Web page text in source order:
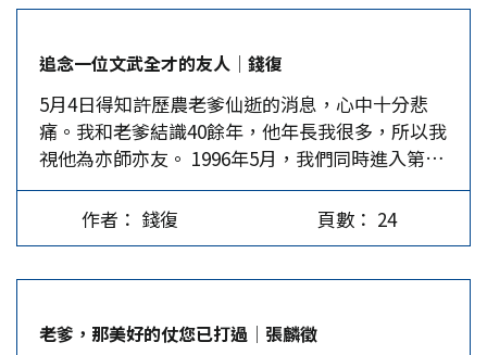
對柯的「不沾鍋」性格頗有微詞。加上綠營側翼網
路一直盛傳，柯志恩的家人都在美國，也有不少藍
營支持者認為，柯從未捍衛過中華民國，可能是
「獨台」。看來2026年女柯P在南台灣這一仗，恐
怕會打得異常艱辛。…
數、情緒強烈的支持者，便可將之推翻。 大罷免
使得「選舉的結果不再穩定」，而「當選」也不再
是授權治理，而是一場被持續挑戰的臨時狀態。這
將導致兩大後果：一是選民的投票意義被削弱，民
意輪替機制的失效；二是政黨治理週期被迫縮短，
政策規劃趨向短線操作。當政黨無法預期自己的政
治生命將維持完整任期，便會傾向於「快政績、短
資源」模式的治理，導致政策浮動、資源錯配，進
年5月老爹取代了長期掌握政戰系統的王昇，成為
總政治作戰部主任；1987年11月9日老兵包圍行政
院後，老爹迅速取代了張國英成為退輔會主委，協
助老兵返鄉探親，開啟兩岸交流，大幅改善了孤寒
老兵的生活問題。另由於老爹享嵩壽，不少報導著
墨於他晚年如何養生、學習打電腦等生活點滴。
本刊決定以老爹為本期的封面人物，邀請八位熟識
他或在不同階段與他共事的人撰寫追思短文，旨在
袖」，致上最崇高的敬意。 1993-2018反獨促統工
作 一、公開斥責李登輝、退出國民黨。老爹自
追念一位文武全才的友人│錢復
5月4日得知許歷農老爹仙逝的消息，心中十分悲
痛。我和老爹結識40餘年，他年長我很多，所以我
視他為亦師亦友。 1996年5月，我們同時進入第三
屆國民大會，老爹是46位新黨國大代表的精神領
袖，我經常請他代我疏通幾位比較執著的代表，他
每次都回覆我，新黨代表都很理性，只是有時難免
大事，他多次說喜歡聽我講國際問題，這可能與我
早年從事外交工作有關，也顯示他深刻了解國際局
作者： 錢復 頁數： 24
老爹，那美好的仗您已打過│張麟徵